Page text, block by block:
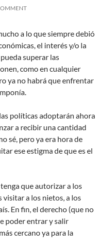
a lo que siempre debió
el interés y/o la
superar las
como en cualquier
ya no habrá que enfrentar
políticas adoptarán ahora
a recibir una cantidad
sé, pero ya era hora de
ese estigma de que es el
que autorizar a los
visitar a los nietos, a los
En fin, el derecho (que no
poder entrar y salir
cercano ya para la